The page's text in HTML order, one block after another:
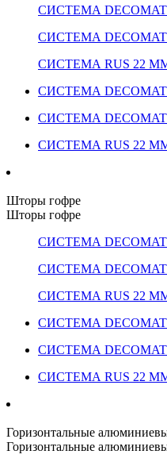
СИСТЕМА
СИСТЕМА
СИСТЕМА RUS 22
СИСТЕМА
СИСТЕМА
СИСТЕМА RUS 22
Шторы гофре
Шторы гофре
СИСТЕМА
СИСТЕМА
СИСТЕМА RUS 22
СИСТЕМА
СИСТЕМА
СИСТЕМА RUS 22
Горизонтальные
Горизонтальные